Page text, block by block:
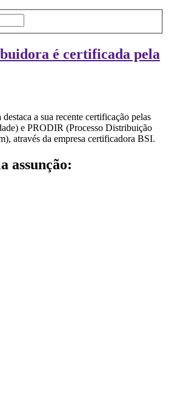
é certificada pela
a sua recente certificação pelas
e PRODIR (Processo Distribuição
através da empresa certificadora BSI.
assunção: